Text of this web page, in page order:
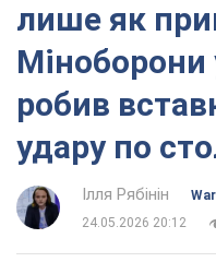
лише як
робив
удару по
Ілля Рябінін
War
24.05.2026 20:12